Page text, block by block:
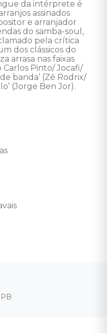
da intérprete é
assinados
e arranjador
do samba-soul,
pela crítica
dos clássicos do
arrasa nas faixas
Carlos Pinto/ Jocafi/
banda’ (Zé Rodrix/
(Jorge Ben Jor).